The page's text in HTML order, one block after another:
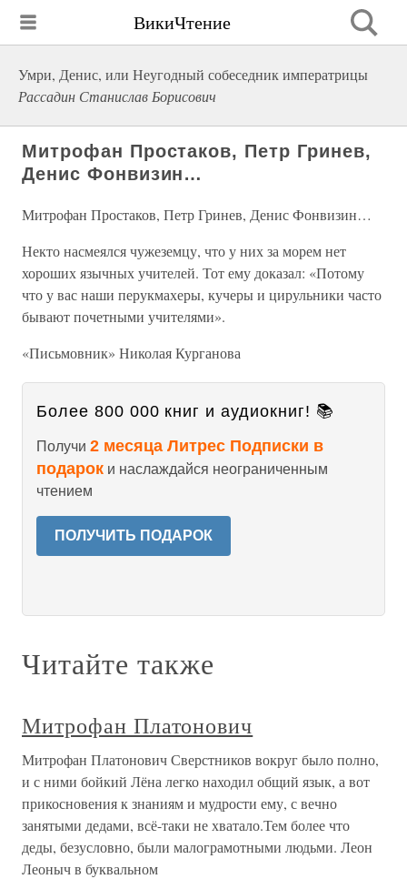
ВикиЧтение
Умри, Денис, или Неугодный собеседник императрицы
Рассадин Станислав Борисович
Митрофан Простаков, Петр Гринев,
Денис Фонвизин…
Митрофан Простаков, Петр Гринев, Денис Фонвизин…
Некто насмеялся чужеземцу, что у них за морем нет
хороших язычных учителей. Тот ему доказал: «Потому
что у вас наши перукмахеры, кучеры и цирульники часто
бывают почетными учителями».
«Письмовник» Николая Курганова
Более 800 000 книг и аудиокниг! 📚
Получи 2 месяца Литрес Подписки в
подарок и наслаждайся неограниченным
чтением
ПОЛУЧИТЬ ПОДАРОК
Читайте также
Митрофан Платонович
Митрофан Платонович Сверстников вокруг было полно,
и с ними бойкий Лёна легко находил общий язык, а вот
прикосновения к знаниям и мудрости ему, с вечно
занятыми дедами, всё-таки не хватало.Тем более что
деды, безусловно, были малограмотными людьми. Леон
Леоныч в буквальном